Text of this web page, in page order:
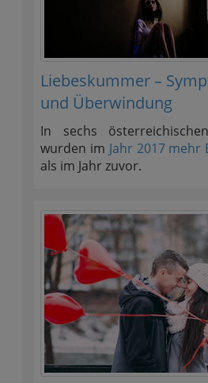
Liebeskummer –
und Überwindung
In sechs
wurden im Jahr 2017 mehr
als im Jahr zuvor.